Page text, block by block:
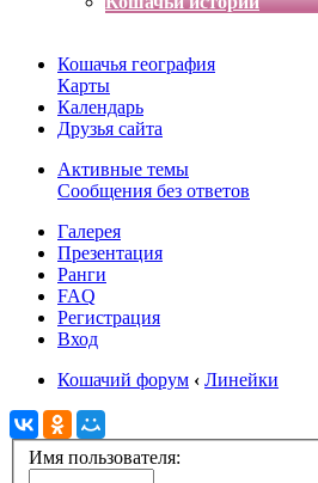
Кошачья география
Карты
Календарь
Друзья сайта
Активные темы
Сообщения без ответов
Галерея
Презентация
Ранги
FAQ
Регистрация
Вход
Кошачий форум ‹ Линейки
Имя пользователя: